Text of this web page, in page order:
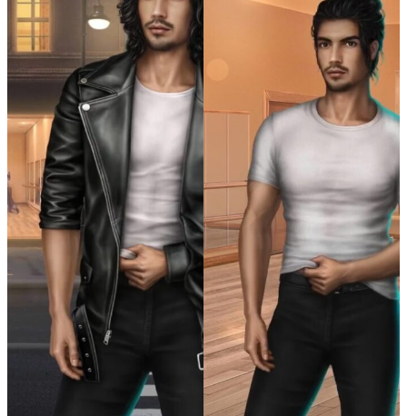
Te Amo. Том 2
Секрет Небес 3 — Конец Вечности